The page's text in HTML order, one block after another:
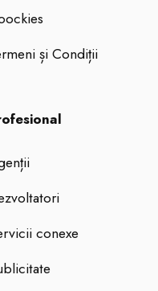
și Condiții
conexe